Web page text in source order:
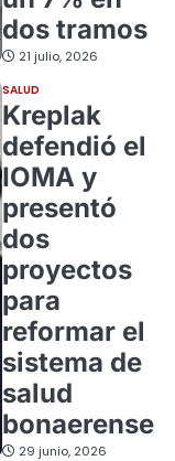
dos tramos
21 julio, 2026
SALUD
Kreplak
defendió el
IOMA y
presentó
dos
proyectos
para
reformar el
sistema de
salud
bonaerense
29 junio, 2026